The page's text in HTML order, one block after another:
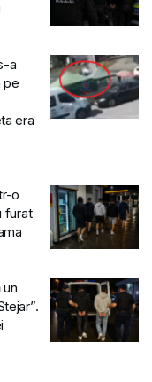
a
pe
era
o
furat
un